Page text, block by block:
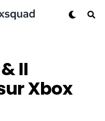
II
Xbox